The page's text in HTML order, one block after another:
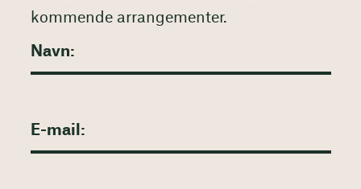
kommende arrangementer.